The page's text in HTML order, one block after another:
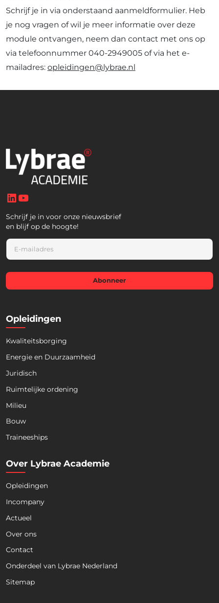
Schrijf je in via onderstaand aanmeldformulier. Heb
je nog vragen of wil je meer informatie over deze
module ontvangen, neem dan contact met ons op
via telefoonnummer 040-2949005 of via het e-
mailadres: opleidingen@lybrae.nl
LinkedIn
Schrijf je in voor onze nieuwsbrief
en blijf op de hoogte!
E
a
i
*
Abonneer
Opleidingen
Kwaliteitsborging
Energie en Duurzaamheid
Juridisch
Ruimtelijke ordening
Milieu
Bouw
Traineeships
Over Lybrae Academie
Opleidingen
Incompany
Actueel
Over ons
Contact
Onderdeel van Lybrae Nederland
Sitemap
Naam
Telefoon